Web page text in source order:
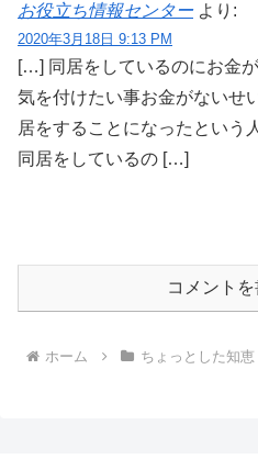
お役立ち情報センター より:
2020年3月18日 9:13 PM
[…] 同居をしているのにお金
気を付けたい事お金がないせ
居をすることになったという
同居をしているの […]
コメント
ホーム ちょっとした知恵